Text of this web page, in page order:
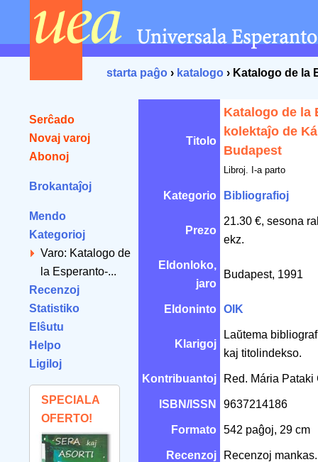
starta paĝo › katalogo › Katalogo de la
Serĉado
Novaj varoj
Abonoj
Brokantaĵoj
Mendo
Kategorioj
Varo: Katalogo de
la Esperanto-...
Recenzoj
Statistiko
Elŝutu
Helpo
Ligiloj
SPECIALA
OFERTO!
Titolo
Katalogo de la
kolektaĵo de
Budapest
Libroj. I-a parto
Kategorio Bibliografioj
Prezo
21.30 €, sesona
ekz.
Eldonloko,
jaro
Budapest, 1991
Eldoninto OIK
Klarigoj
Laŭtema
kaj titolindekso.
Kontribuantoj Red. Mária
ISBN/ISSN 9637214186
Formato 542 paĝoj, 29 cm
Recenzoj Recenzoj mankas.